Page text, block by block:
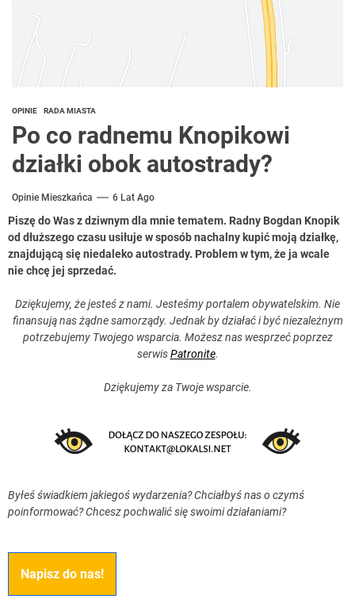
OPINIE RADA MIASTA
Po co radnemu Knopikowi
działki obok autostrady?
Opinie Mieszkańca 6 Lat Ago
Piszę do Was z dziwnym dla mnie tematem. Radny Bogdan Knopik
od dłuższego czasu usiłuje w sposób nachalny kupić moją działkę,
znajdującą się niedaleko autostrady. Problem w tym, że ja wcale
nie chcę jej sprzedać.
Dziękujemy, że jesteś z nami. Jesteśmy portalem obywatelskim. Nie
finansują nas żądne samorządy. Jednak by działać i być niezależnym
potrzebujemy Twojego wsparcia. Możesz nas wesprzeć poprzez
serwisPatronite.
Dziękujemy za Twoje wsparcie.
Byłeś świadkiem jakiegoś wydarzenia? Chciałbyś nas o czymś
poinformować? Chcesz pochwalić się swoimi działaniami?
Napisz do nas!